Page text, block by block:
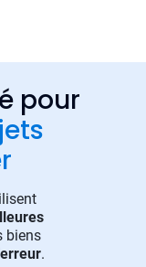
pour
biens
.